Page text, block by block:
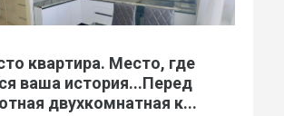
квартира. Место, где
ваша история...Перед
двухкомнатная к...